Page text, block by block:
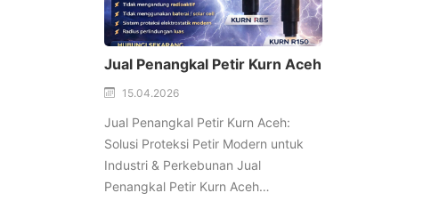
Jual Penangkal Petir Kurn Aceh
15.04.2026
Jual Penangkal Petir Kurn Aceh:
Solusi Proteksi Petir Modern untuk
Industri & Perkebunan Jual
Penangkal Petir Kurn Aceh…